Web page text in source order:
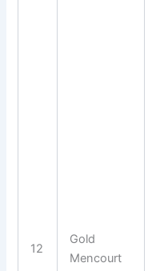
12
Gold
Mencourt